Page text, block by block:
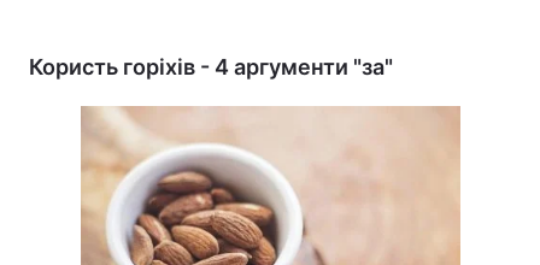
Користь горіхів - 4 аргументи "за"